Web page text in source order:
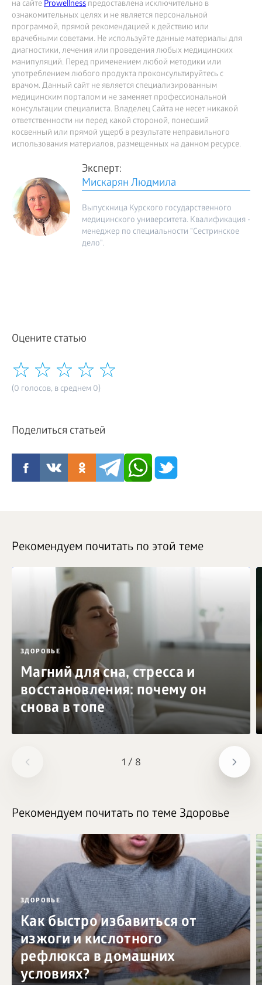
на сайтеProwellness предоставлена исключительно в
ознакомительных целях и не является персональной
программой, прямой рекомендацией к действию или
врачебными советами. Не используйте данные материалы для
диагностики, лечения или проведения любых медицинских
манипуляций. Перед применением любой методики или
употреблением любого продукта проконсультируйтесь с
врачом. Данный сайт не является специализированным
медицинским порталом и не заменяет профессиональной
консультации специалиста. Владелец Сайта не несет никакой
ответственности ни перед какой стороной, понесший
косвенный или прямой ущерб в результате неправильного
использования материалов, размещенных на данном ресурсе.
Эксперт:
Мискарян Людмила
Выпускница Курского государственного
медицинского университета. Квалификация -
менеджер по специальности "Сестринское
дело".
Оцените статью
(0 голосов, в среднем 0)
Поделиться статьей
1 / 8
Рекомендуем почитать по этой теме
ЗДОРОВЬЕ
Магний для сна, стресса и
восстановления: почему он
снова в топе
Рекомендуем почитать по теме Здоровье
ЗДОРОВЬЕ
Как быстро избавиться от
изжоги и кислотного
рефлюкса в домашних
условиях?